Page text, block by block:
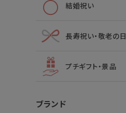
結婚祝い
長寿祝い・敬老の日
プチギフト・景品
ブランド